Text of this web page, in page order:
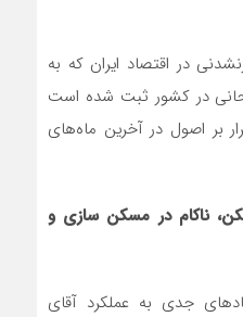
در اقتصاد ایران که به
در کشور ثبت شده است
بر اصول در آخرین ماه‌های
‌ناکام در مسکن سازی و
جدی به عملکرد آقای